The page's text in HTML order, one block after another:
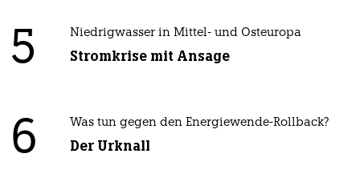
5 Niedrigwasser in Mittel- und Osteuropa
Stromkrise mit Ansage
6 Was tun gegen den Energiewende-Rollback?
Der Urknall